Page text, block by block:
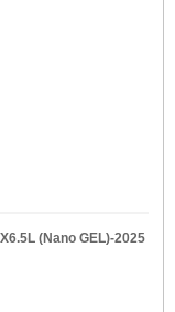
(Nano GEL)-2025